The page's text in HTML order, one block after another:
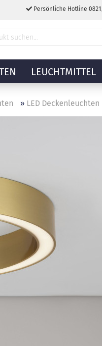
Persönliche Hotline
LEUCHTMITTEL
» LED Deckenleuchten